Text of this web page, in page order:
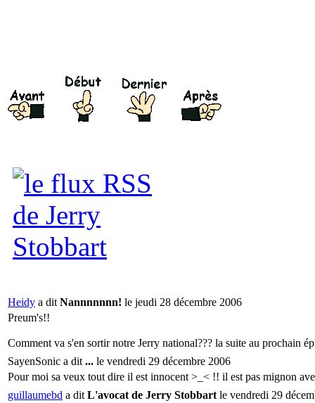
Heidy a dit Nannnnnnn! le jeudi 28 décembre 2006
Preum's!!
Comment va s'en sortir notre Jerry national??? la suite au prochain
SayenSonic a dit ... le vendredi 29 décembre 2006
Pour moi sa veux tout dire il est innocent >_< !! il est pas mignon
guillaumebd a dit L'avocat de Jerry Stobbart le vendredi 29